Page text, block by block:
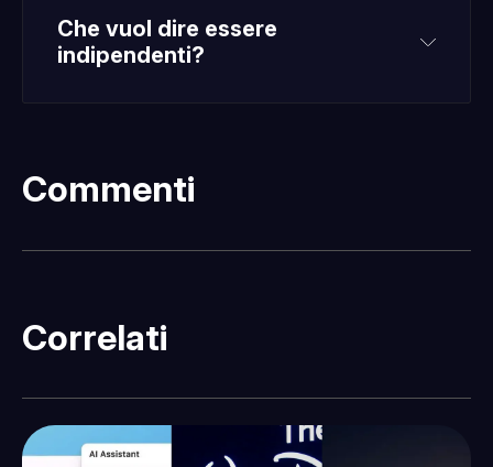
Che vuol dire essere
indipendenti?
Commenti
Correlati